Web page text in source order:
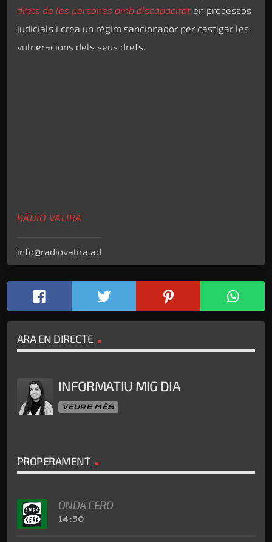
drets de les persones amb discapacitat en processos
judicials i crea un règim sancionador per castigar les
vulneracions dels seus drets.
RÀDIO VALIRA
info@radiovalira.ad
ARA EN DIRECTE
INFORMATIU MIG DIA
VEURE MÉS
PROPERAMENT
ONDA CERO
14:30